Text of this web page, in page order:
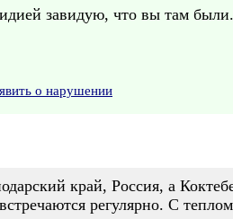
завидую, что вы там
о нарушении
край, Россия, а
регулярно. С